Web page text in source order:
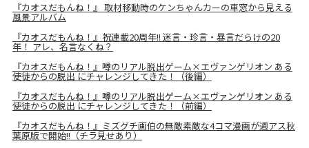
『カオスだもんね！』 取材移動時のケンちゃんカーの車窓から見える
風景アルバム
『カオスだもんね！』祝連載20周年!! 迷言・珍言・暴言だらけの20
年！ アレ、名言なくね？
『カオスだもんね！』噂のリアル脱出ゲーム×エヴァンゲリオン ある
使徒からの脱出 にチャレンジしてきた！（後編）
『カオスだもんね！』噂のリアル脱出ゲーム×エヴァンゲリオン ある
使徒からの脱出 にチャレンジしてきた！（前編）
『カオスだもんね！』ミズグチ画伯の無敵素敵な4コマ漫画が週アス秋
葉原版で開始!!（チラ見せあり）